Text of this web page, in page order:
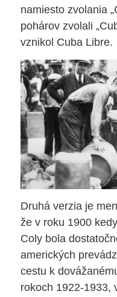
namiesto zvolania
pohárov zvolali
vznikol Cuba Libre.
Druhá verzia je
že v roku 1900
Coly bola
amerických
cestu k
rokoch 1922-1933,